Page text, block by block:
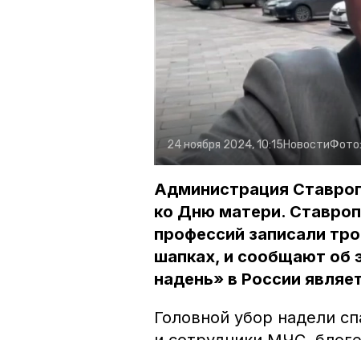
24 ноября 2024, 10:15Новости
Администрация
ко Дню матери.
профессий записали
шапках, и сообщают об
надень» в России
Головной убор надели